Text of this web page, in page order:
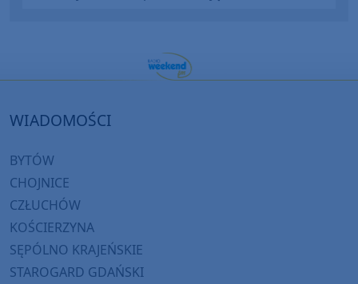
WIADOMOŚCI
BYTÓW
CHOJNICE
CZŁUCHÓW
KOŚCIERZYNA
SĘPÓLNO KRAJEŃSKIE
STAROGARD GDAŃSKI